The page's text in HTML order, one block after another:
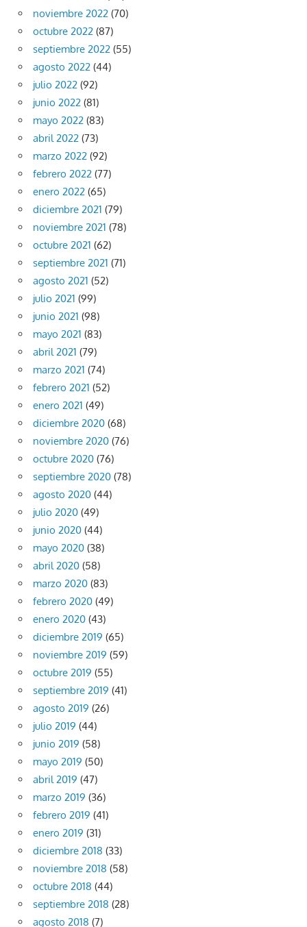
noviembre 2022 (70)
octubre 2022 (87)
septiembre 2022 (55)
agosto 2022 (44)
julio 2022 (92)
junio 2022 (81)
mayo 2022 (83)
abril 2022 (73)
marzo 2022 (92)
febrero 2022 (77)
enero 2022 (65)
diciembre 2021 (79)
noviembre 2021 (78)
octubre 2021 (62)
septiembre 2021 (71)
agosto 2021 (52)
julio 2021 (99)
junio 2021 (98)
mayo 2021 (83)
abril 2021 (79)
marzo 2021 (74)
febrero 2021 (52)
enero 2021 (49)
diciembre 2020 (68)
noviembre 2020 (76)
octubre 2020 (76)
septiembre 2020 (78)
agosto 2020 (44)
julio 2020 (49)
junio 2020 (44)
mayo 2020 (38)
abril 2020 (58)
marzo 2020 (83)
febrero 2020 (49)
enero 2020 (43)
diciembre 2019 (65)
noviembre 2019 (59)
octubre 2019 (55)
septiembre 2019 (41)
agosto 2019 (26)
julio 2019 (44)
junio 2019 (58)
mayo 2019 (50)
abril 2019 (47)
marzo 2019 (36)
febrero 2019 (41)
enero 2019 (31)
diciembre 2018 (33)
noviembre 2018 (58)
octubre 2018 (44)
septiembre 2018 (28)
agosto 2018 (7)